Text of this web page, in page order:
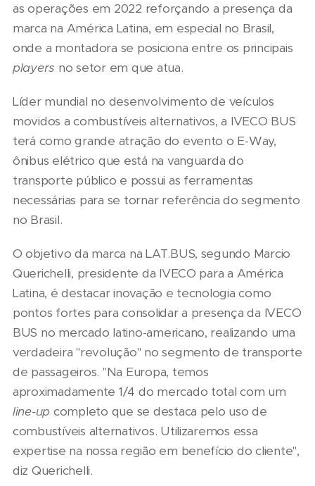
as operações em 2022 reforçando a presença da
marca na América Latina, em especial no Brasil,
onde a montadora se posiciona entre os principais
players no setor em que atua.
Líder mundial no desenvolvimento de veículos
movidos a combustíveis alternativos, a IVECO BUS
terá como grande atração do evento o E-Way,
ônibus elétrico que está na vanguarda do
transporte público e possui as ferramentas
necessárias para se tornar referência do segmento
no Brasil.
O objetivo da marca na LAT.BUS, segundo Marcio
Querichelli, presidente da IVECO para a América
Latina, é destacar inovação e tecnologia como
pontos fortes para consolidar a presença da IVECO
BUS no mercado latino-americano, realizando uma
verdadeira "revolução" no segmento de transporte
de passageiros. "Na Europa, temos
aproximadamente 1/4 do mercado total com um
line-up completo que se destaca pelo uso de
combustíveis alternativos. Utilizaremos essa
expertise na nossa região em benefício do cliente",
diz Querichelli.